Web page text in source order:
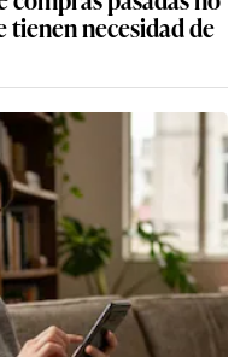
tienen necesidad de